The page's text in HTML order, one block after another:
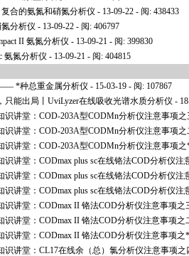
复合的氨氮和硝氮分析仪 - 13-09-22 - 阅: 438433
氮分析仪 - 13-09-22 - 阅: 406797
II 氨氮分析仪 - 13-09-21 - 阅: 399830
氨氮分析仪 - 13-09-21 - 阅: 404815
—— *种总重金属分析仪 - 15-03-19 - 阅: 107867
只能出局丨UviLyzer在线吸收光谱水质分析仪 -
识讲堂：COD-203A型CODMn分析仪注意事项之
识讲堂：COD-203A型CODMn分析仪注意事项之
识讲堂：COD-203A型CODMn分析仪注意事项之
识讲堂：CODmax plus sc在线铬法COD分析仪注
识讲堂：CODmax plus sc在线铬法COD分析仪注
识讲堂：CODmax plus sc在线铬法COD分析仪注
识讲堂：CODmax II 铬法COD分析仪注意事项之
识讲堂：CODmax II 铬法COD分析仪注意事项之
识讲堂：CODmax II 铬法COD分析仪注意事项之*
识讲堂：CL17在线余（总）氯分析仪注意事项之